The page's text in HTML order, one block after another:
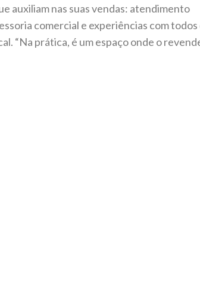
auxiliam nas suas vendas: atendimento
comercial e experiências com todos
“Na prática, é um espaço onde o